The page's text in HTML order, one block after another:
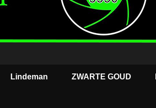
Lindeman ZWARTE GOUD